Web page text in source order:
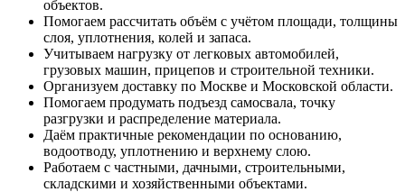
объектов.
Помогаем рассчитать объём с учётом площади, толщины
слоя, уплотнения, колей и запаса.
Учитываем нагрузку от легковых автомобилей,
грузовых машин, прицепов и строительной техники.
Организуем доставку по Москве и Московской области.
Помогаем продумать подъезд самосвала, точку
разгрузки и распределение материала.
Даём практичные рекомендации по основанию,
водоотводу, уплотнению и верхнему слою.
Работаем с частными, дачными, строительными,
складскими и хозяйственными объектами.